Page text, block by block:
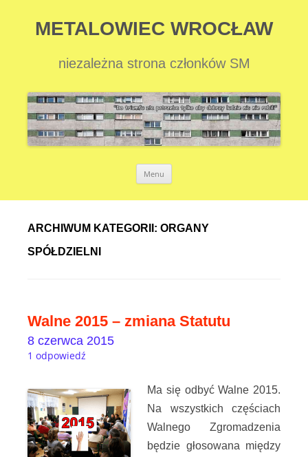
METALOWIEC WROCŁAW
niezależna strona członków SM
Menu
ARCHIWUM KATEGORII: ORGANY
SPÓŁDZIELNI
Walne 2015 – zmiana Statutu
1 odpowiedź
Ma się odbyć Walne 2015.
Na wszystkich częściach
Walnego Zgromadzenia
będzie głosowana między
8 czerwca 2015